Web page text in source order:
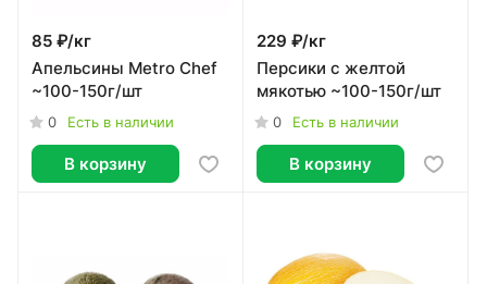
85 ₽/кг
Апельсины Metro Chef
~100-150г/шт
0 Есть в наличии
В корзину
229 ₽/кг
Персики с желтой
мякотью ~100-150г/шт
0 Есть в наличии
В корзину